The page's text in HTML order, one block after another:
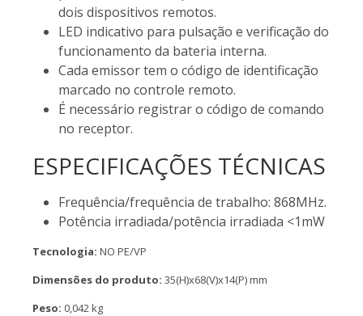
dois dispositivos remotos.
LED indicativo para pulsação e verificação do
funcionamento da bateria interna.
Cada emissor tem o código de identificação
marcado no controle remoto.
É necessário registrar o código de comando
no receptor.
ESPECIFICAÇÕES TÉCNICAS
Frequência/frequência de trabalho: 868MHz.
Potência irradiada/potência irradiada <1mW
Tecnologia: NO PE/VP
Dimensões do produto: 35(H)x68(V)x14(P) mm
Peso: 0,042 kg